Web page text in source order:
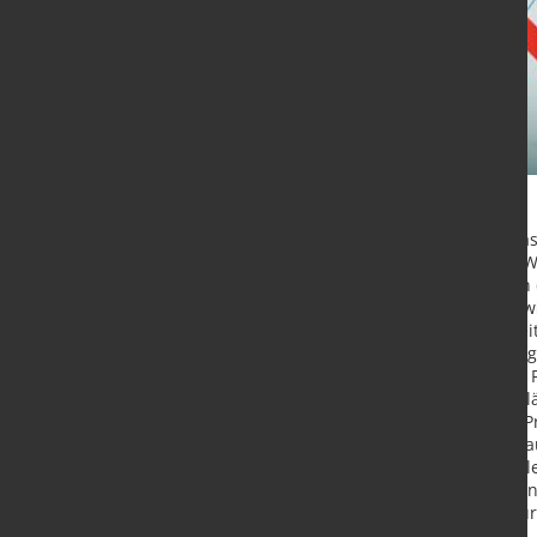
Im Jahresdurchschnitt 2021 legt
4,9 Prozent. Treibende Kräfte des
dynamische Außenhandel als
dominierenden Wachstumsfaktor
spürbar positive Impulse. Die
durchschnittlich 5,8 Prozent.
wird im Jahresdurchschnitt bei
steigt in diesem Jahr erstmals
Zentralbank (EZB) von knapp
dem Wirtschaftsaufschwung aber
alten Mehrwertsteuersatz eine
wieder auf 1,7 Prozent
für Makroökonomie und